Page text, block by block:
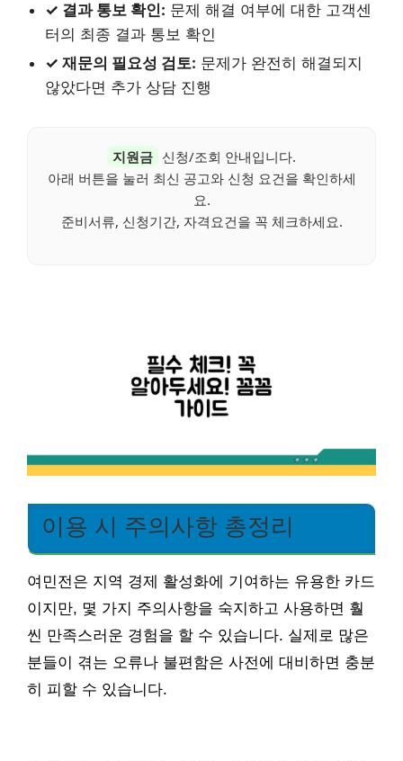
✓ 결과 통보 확인: 문제 해결 여부에 대한 고객센
터의 최종 결과 통보 확인
✓ 재문의 필요성 검토: 문제가 완전히 해결되지
않았다면 추가 상담 진행
지원금 신청/조회 안내입니다.
아래 버튼을 눌러 최신 공고와 신청 요건을 확인하세
요.
준비서류, 신청기간, 자격요건을 꼭 체크하세요.
이용 시 주의사항 총정리
여민전은 지역 경제 활성화에 기여하는 유용한 카드
이지만, 몇 가지 주의사항을 숙지하고 사용하면 훨
씬 만족스러운 경험을 할 수 있습니다. 실제로 많은
분들이 겪는 오류나 불편함은 사전에 대비하면 충분
히 피할 수 있습니다.